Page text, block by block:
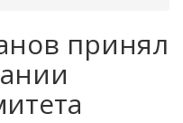
принял